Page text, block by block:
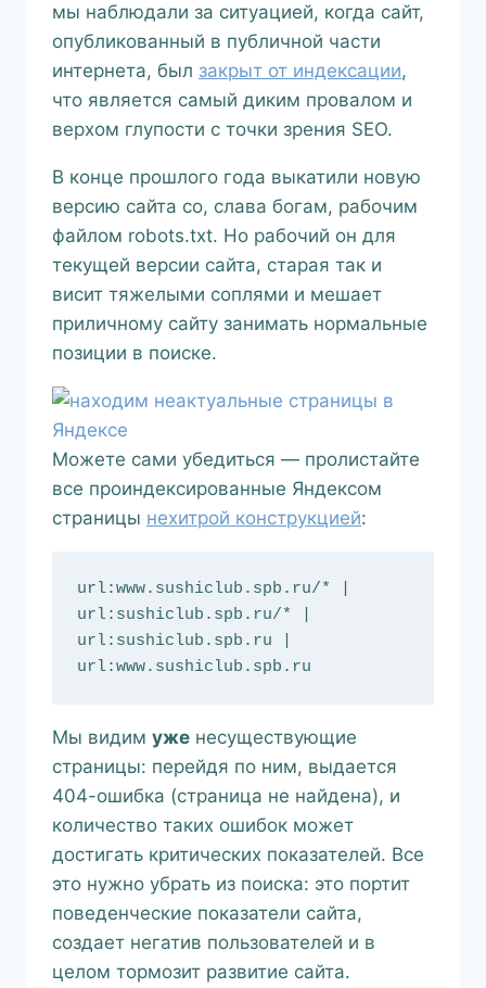
мы наблюдали за ситуацией, когда сайт,
опубликованный в публичной части
интернета, был закрыт от индексации,
что является самый диким провалом и
верхом глупости с точки зрения SEO.
В конце прошлого года выкатили новую
версию сайта со, слава богам, рабочим
файлом robots.txt. Но рабочий он для
текущей версии сайта, старая так и
висит тяжелыми соплями и мешает
приличному сайту занимать нормальные
позиции в поиске.
Можете сами убедиться — пролистайте
все проиндексированные Яндексом
страницы нехитрой конструкцией:
url:www.sushiclub.spb.ru/* |
url:sushiclub.spb.ru/* |
url:sushiclub.spb.ru |
url:www.sushiclub.spb.ru
Мы видим уже несуществующие
страницы: перейдя по ним, выдается
404-ошибка (страница не найдена), и
количество таких ошибок может
достигать критических показателей. Все
это нужно убрать из поиска: это портит
поведенческие показатели сайта,
создает негатив пользователей и в
целом тормозит развитие сайта.